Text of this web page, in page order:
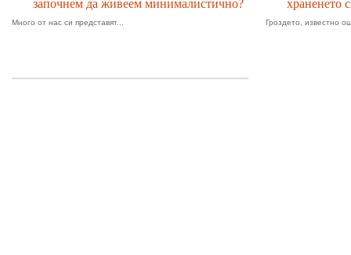
започнем да живеем минималистично?
Много от нас си представят...
храненето
Гроздето, известно